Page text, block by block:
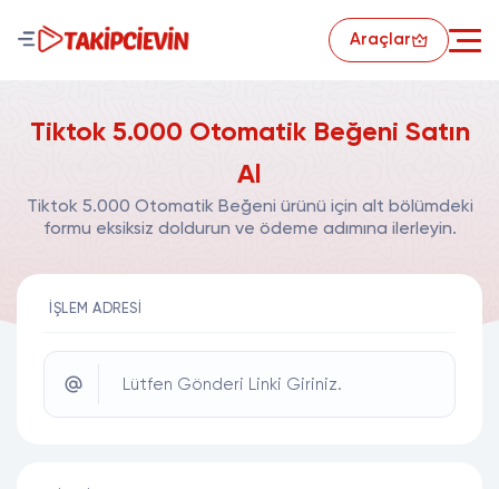
Araçlar
Tiktok 5.000 Otomatik Beğeni Satın
Al
Tiktok 5.000 Otomatik Beğeni ürünü için alt bölümdeki
formu eksiksiz doldurun ve ödeme adımına ilerleyin.
İŞLEM ADRESI
Lütfen Gönderi Linki Giriniz.